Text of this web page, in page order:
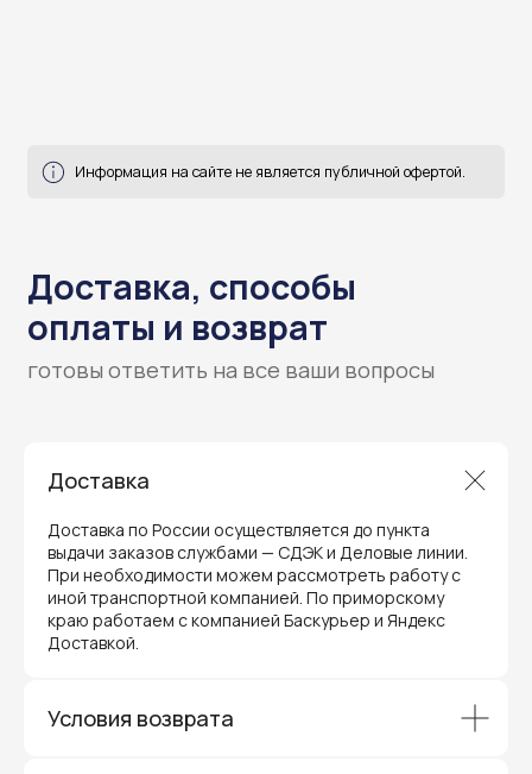
Доставка
Доставка по России осуществляется до пункта
выдачи заказов службами — СДЭК и Деловые линии.
При необходимости можем рассмотреть работу с
иной транспортной компанией. По приморскому
краю работаем с компанией Баскурьер и Яндекс
Доставкой.
Условия возврата
Гарантия и поддержка
Мы предлагаем полный послепродажный
сервис для торгового оборудования,
видеонаблюдения и онлайн-касс. Все
устройства, купленные у нас, покрываются
гарантией производителя и обслуживаются
через официальные сервисные центры
и ждать длительное время — мы обеспечиваем
быструю и эффективную коммуникацию с АСЦ,